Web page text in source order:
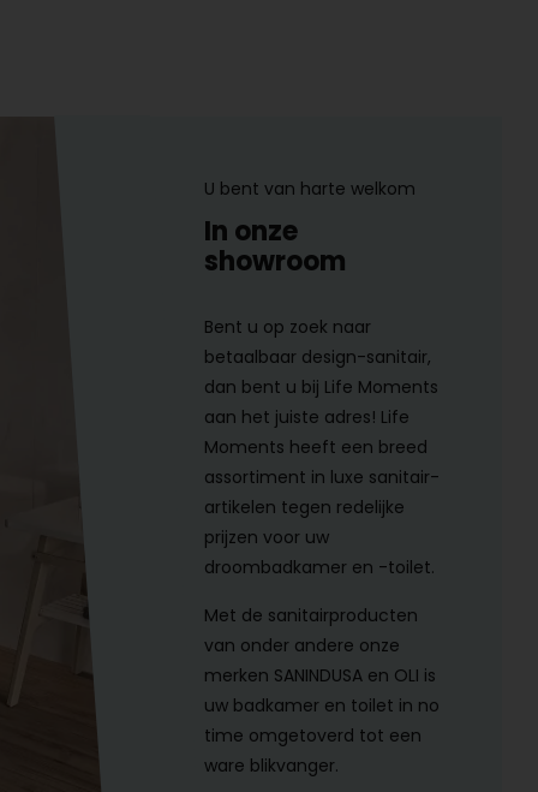
U bent van harte welkom
In onze
showroom
Bent u op zoek naar
betaalbaar design-sanitair,
dan bent u bij Life Moments
aan het juiste adres! Life
Moments heeft een breed
assortiment in luxe sanitair-
artikelen tegen redelijke
prijzen voor uw
droombadkamer en -toilet.
Met de sanitairproducten
van onder andere onze
merken SANINDUSA en OLI is
uw badkamer en toilet in no
time omgetoverd tot een
ware blikvanger.